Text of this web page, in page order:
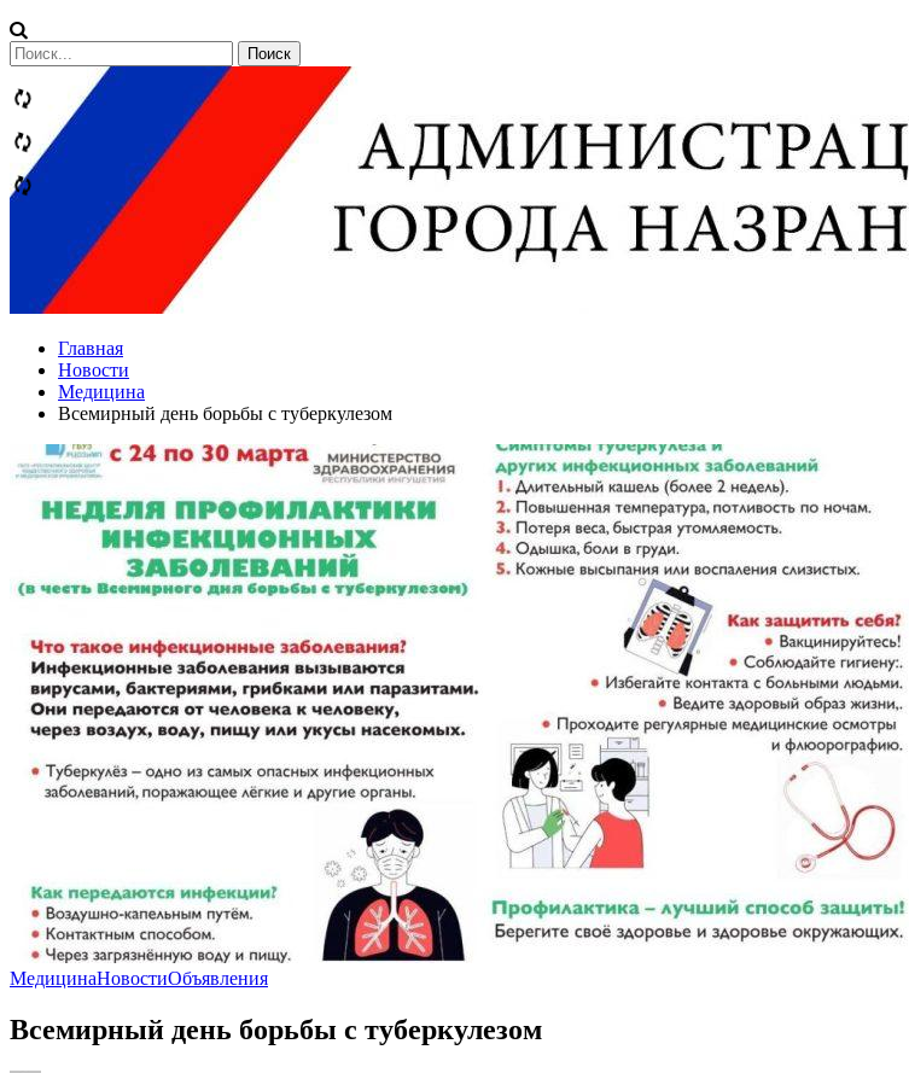
Сообщений
категории
Теги
Главная
Новости
Медицина
Всемирный день борьбы с туберкулезом
МедицинаНовостиОбъявления
Всемирный день борьбы с туберкулезом